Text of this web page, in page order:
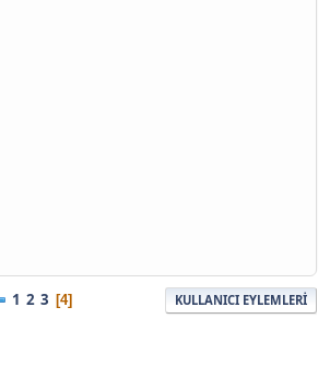
1 2 3 4 KULLANICI EYLEMLERI